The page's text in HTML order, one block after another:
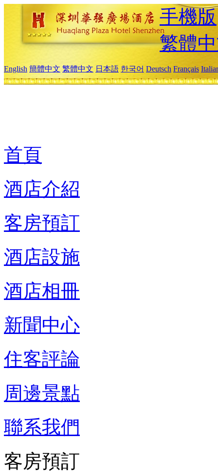
手機版
繁體
English 簡體中文 繁體中文 日本語 한국어 Deutsch Français
首頁
酒店介紹
客房預訂
酒店設施
酒店相冊
新聞中心
住客評論
周邊景點
聯系我們
客房預訂